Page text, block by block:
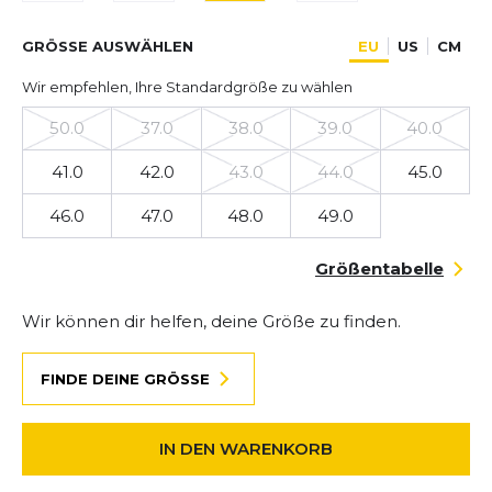
GRÖSSE AUSWÄHLEN EU US CM
Wir empfehlen, Ihre Standardgröße zu wählen
50.0 37.0 38.0 39.0 40.0
41.0 42.0 43.0 44.0 45.0
46.0 47.0 48.0 49.0
Größentabelle
Wir können dir helfen, deine Größe zu finden.
FINDE DEINE GRÖSSE
IN DEN WARENKORB